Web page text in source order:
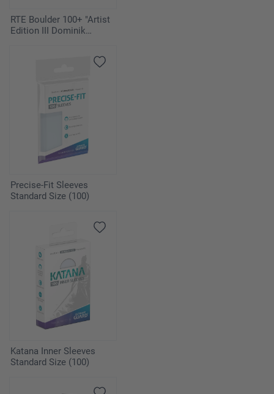
RTE Boulder 100+ "Artist
Edition III Dominik
Precise-Fit Sleeves
Standard Size (100)
Katana Inner Sleeves
Standard Size (100)